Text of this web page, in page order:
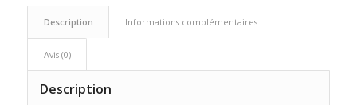
Description Informations complémentaires
Avis (0)
Description